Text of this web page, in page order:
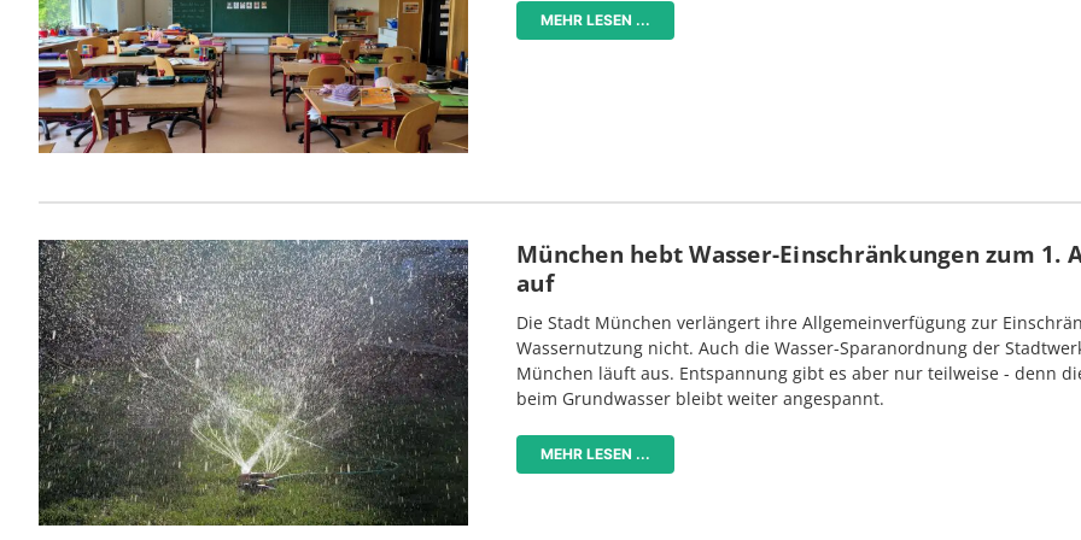
MEHR LESEN ...
München hebt Wasser-Einschränkungen zum 1.
auf
Die Stadt München verlängert ihre Allgemeinverfügung zur
Wassernutzung nicht. Auch die Wasser-Sparanordnung der
München läuft aus. Entspannung gibt es aber nur teilweise - denn
beim Grundwasser bleibt weiter angespannt.
MEHR LESEN ...